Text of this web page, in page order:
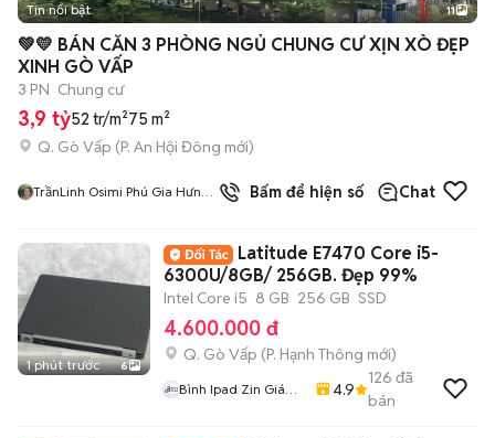
+2
Tin nổi bật 11
💚💛 BÁN CĂN 3 PHÒNG NGỦ CHUNG CƯ XỊN XÒ ĐẸP
XINH GÒ VẤP
3 PN Chung cư
3,9 tỷ52 tr/m²75 m²
Q. Gò Vấp (P. An Hội Đông mới)
TrầnLinh Osimi Phú Gia Hưng
Bấm để hiện số Chat
1 phút trước 6
Latitude E7470 Core i5-
6300U/8GB/ 256GB. Đẹp 99%
Intel Core i5 8 GB 256 GB SSD
4.600.000 đ
Q. Gò Vấp (P. Hạnh Thông mới)
Bình Ipad Zin Giá
4.9
126 đã
bán